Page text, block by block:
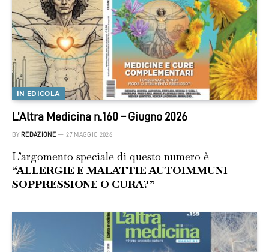
IN EDICOLA
L’Altra Medicina n.160 – Giugno 2026
BY REDAZIONE 27 MAGGIO 2026
L’argomento speciale di questo numero è
“ALLERGIE E MALATTIE AUTOIMMUNI
SOPPRESSIONE O CURA?”